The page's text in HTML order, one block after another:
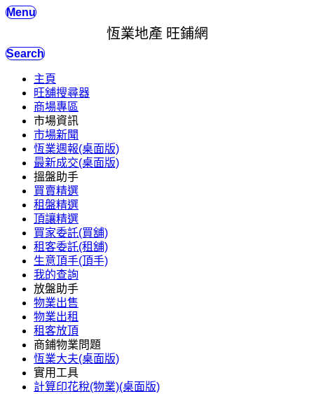
Menu
恆業地產 旺鋪網
Search
主頁
旺舖搜尋器
商場專區
市場資訊
市場新聞
恆業週報(桌面版)
最新成交(桌面版)
搵盤助手
買賣精選
租盤精選
頂讓精選
買家委託(買舖)
租客委託(租舖)
生意頂手(頂手)
我的查詢
放盤助手
物業出售
物業出租
租客放頂
商鋪物業問題
恆業大夫(桌面版)
實用工具
計算印花稅(物業)(桌面版)